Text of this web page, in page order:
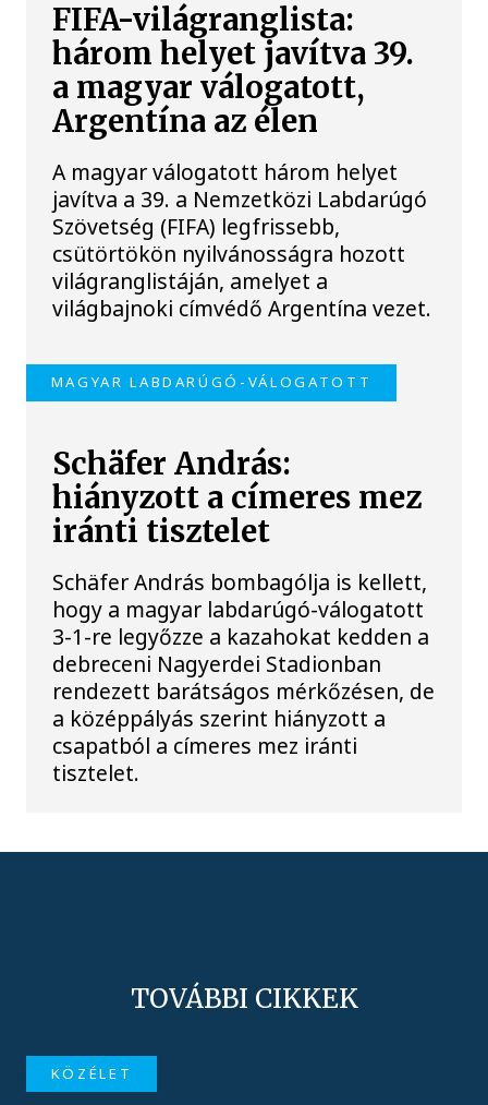
FIFA-világranglista:
három helyet javítva 39.
a magyar válogatott,
Argentína az élen
A magyar válogatott három helyet
javítva a 39. a Nemzetközi Labdarúgó
Szövetség (FIFA) legfrissebb,
csütörtökön nyilvánosságra hozott
világranglistáján, amelyet a
világbajnoki címvédő Argentína vezet.
MAGYAR LABDARÚGÓ-VÁLOGATOTT
Schäfer András:
hiányzott a címeres mez
iránti tisztelet
Schäfer András bombagólja is kellett,
hogy a magyar labdarúgó-válogatott
3-1-re legyőzze a kazahokat kedden a
debreceni Nagyerdei Stadionban
rendezett barátságos mérkőzésen, de
a középpályás szerint hiányzott a
csapatból a címeres mez iránti
tisztelet.
TOVÁBBI CIKKEK
KÖZÉLET